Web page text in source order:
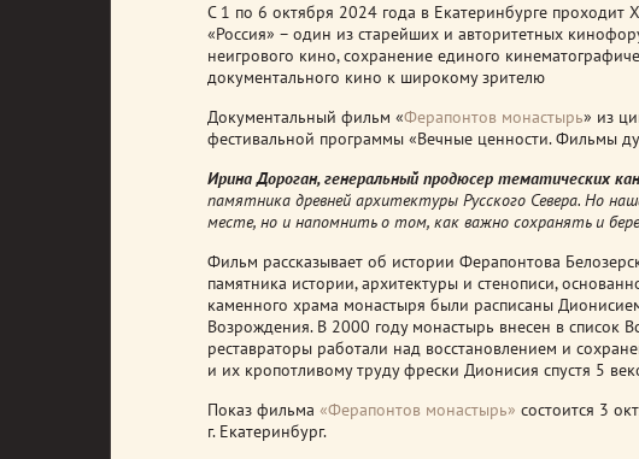
С 1 по 6 октября 2024 года в Екатеринбурге проходит
«Россия» – один из старейших и авторитетных
неигрового кино, сохранение единого
документального кино к широкому зрителю
Документальный фильм «Ферапонтов монастырь» из
фестивальной программы «Вечные ценности. Фильмы
Ирина Дороган, генеральный продюсер тематических
памятника древней архитектуры Русского Севера. Но
месте, но и напомнить о том, как важно сохранять и
Фильм рассказывает об истории Ферапонтова
памятника истории, архитектуры и стенописи,
каменного храма монастыря были расписаны
Возрождения. В 2000 году монастырь внесен в
реставраторы работали над восстановлением и
и их кропотливому труду фрески Дионисия спустя 5
Показ фильма «Ферапонтов монастырь» состоится 3
г. Екатеринбург.